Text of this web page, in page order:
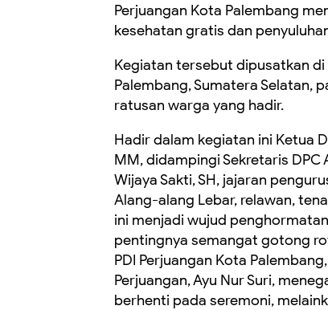
Perjuangan Kota Palembang
kesehatan gratis dan
Kegiatan tersebut dipusatkan
Palembang, Sumatera Selatan,
ratusan warga yang hadir.
Hadir dalam kegiatan ini Ketua
MM, didampingi Sekretaris DPC
Wijaya Sakti, SH, jajaran
Alang-alang Lebar, relawan,
ini menjadi wujud
pentingnya semangat gotong
PDI Perjuangan Kota
Perjuangan, Ayu Nur Suri,
berhenti pada seremoni,